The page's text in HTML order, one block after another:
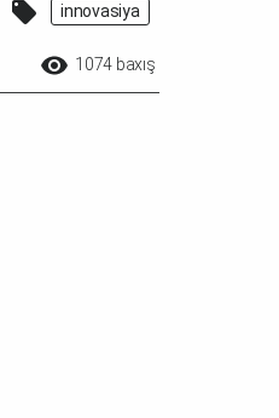
innovasiya
1074 baxış